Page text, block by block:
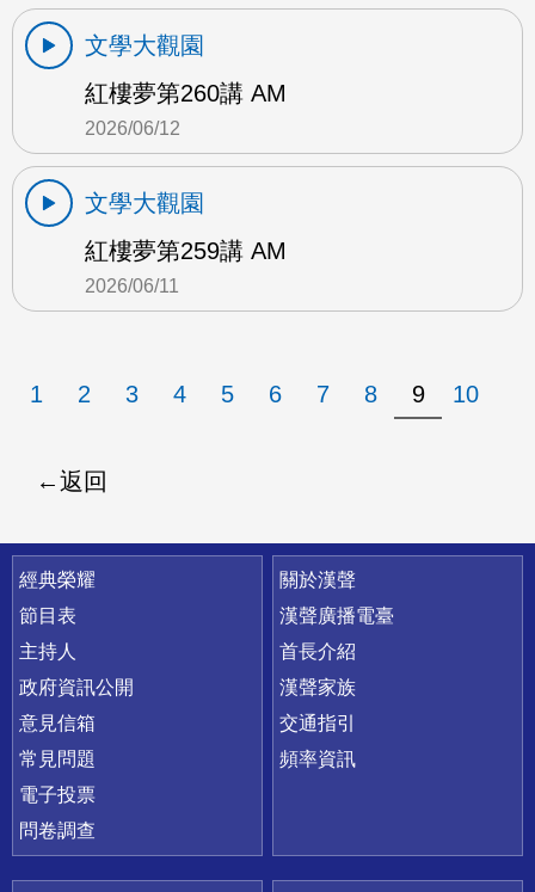
文學大觀園
紅樓夢第260講 AM
2026/06/12
文學大觀園
紅樓夢第259講 AM
2026/06/11
1 2 3 4 5 6 7 8 9 10
返回
快速連結
經典榮耀
節目表
主持人
政府資訊公開
意見信箱
常見問題
電子投票
問卷調查
關於漢聲
漢聲廣播電臺
首長介紹
漢聲家族
交通指引
頻率資訊